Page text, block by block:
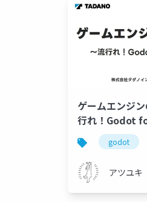
ゲームエンジ
行れ！Godot
株式会社タダ
ションズ
godot
アツユキ